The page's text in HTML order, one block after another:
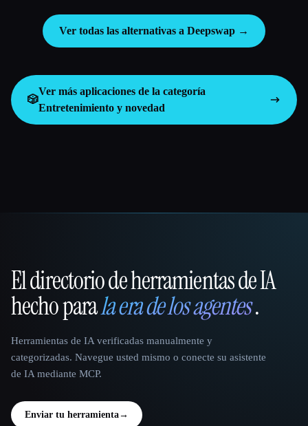
meme de remix.
Ver todas las alternativas a Deepswap →
🎲
Ver más aplicaciones de la categoría
Entretenimiento y novedad
That AI Collection
El directorio de herramientas de IA
hecho parala era de los agentes.
Herramientas de IA verificadas manualmente y
categorizadas. Navegue usted mismo o conecte su asistente
de IA mediante MCP.
Enviar tu herramienta→